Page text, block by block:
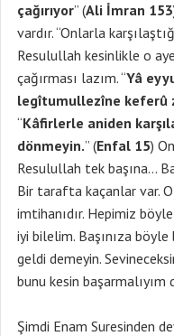
çağırıyor” (Ali İmran 153
vardır. “Onlarla
Resulullah kesinlikle o
çağırması lazım. “Yâ
legîtumullezîne keferû
“Kâfirlerle aniden
dönmeyin.” (Enfal 15)
Resulullah tek başına…
Bir tarafta kaçanlar var.
imtihanıdır. Hepimiz
iyi bilelim. Başınıza
geldi demeyin.
bunu kesin başarmalıyım
Şimdi Enam Suresinden